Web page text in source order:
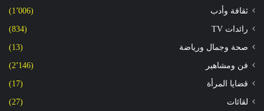
ثقافة وأدب (1٬006)
رائدات TV (834)
صحة وجمال ورياضة (13)
فن ومشاهير (2٬146)
قضايا المرأة (17)
لقائات (27)